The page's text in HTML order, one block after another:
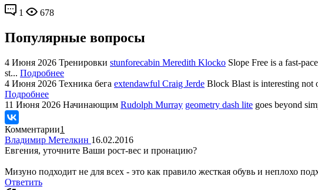
1 678
Популярные вопросы
4 Июня 2026 Тренировки stunforecabin Meredith Klocko Slope Free is a fast-
st... Подробнее
4 Июня 2026 Техника бега extendawful Craig Jerde Block Blast is interesting not
Подробнее
11 Июня 2026 Начинающим Rudolph Murray geometry dash lite goes beyond
Комментарии1
Владимир Метелкин 16.02.2016
Евгения, уточните Ваши рост-вес и пронацию?
Мизуно подходит не для всех - это как правило жесткая обувь и неплохо
Ответить